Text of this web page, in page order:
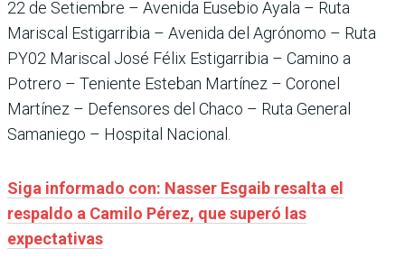
22 de Setiembre – Avenida Eusebio Ayala – Ruta
Mariscal Estigarribia – Avenida del Agrónomo – Ruta
PY02 Mariscal José Félix Estigarribia – Camino a
Potrero – Teniente Esteban Martínez – Coronel
Martínez – Defensores del Chaco – Ruta General
Samaniego – Hospital Nacional.
Siga informado con: Nasser Esgaib resalta el
respaldo a Camilo Pérez, que superó las
expectativas